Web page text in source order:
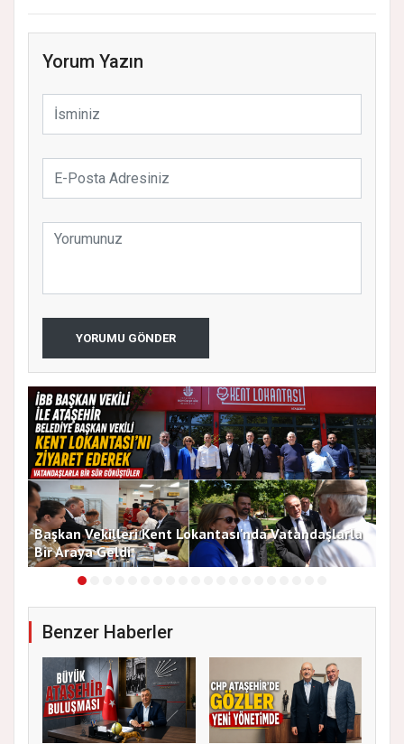
Yorum Yazın
YORUMU GÖNDER
Başkan Vekilleri Kent Lokantası'nda Vatandaşlarla
Bir Araya Geldi
Benzer Haberler